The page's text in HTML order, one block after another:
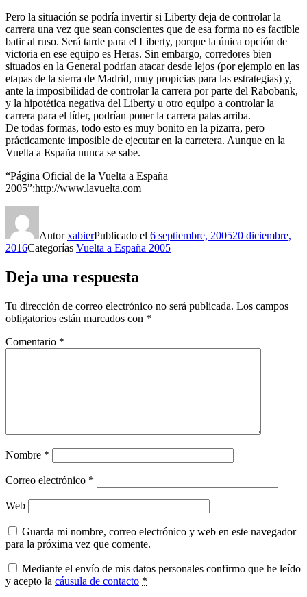
Pero la situación se podría invertir si Liberty deja de controlar la
carrera una vez que sean conscientes que de esa forma no es factible
batir al ruso. Será tarde para el Liberty, porque la única opción de
victoria en ese equipo es Heras. Sin embargo, corredores bien
situados en la General podrían atacar desde lejos (por ejemplo en las
etapas de la sierra de Madrid, muy propicias para las estrategias) y,
ante la imposibilidad de controlar la carrera por parte del Rabobank,
y la hipotética negativa del Liberty u otro equipo a controlar la
carrera para el líder, podrían poner la carrera patas arriba.
De todas formas, todo esto es muy bonito en la pizarra, pero
prácticamente imposible de ejecutar en la carretera. Aunque en la
Vuelta a España nunca se sabe.
“Página Oficial de la Vuelta a España
2005”:http://www.lavuelta.com
AutorxabierPublicado el 6 septiembre, 200520 diciembre,
2016Categorías Vuelta a España 2005
Deja una respuesta
Tu dirección de correo electrónico no será publicada. Los campos
obligatorios están marcados con *
Comentario *
Nombre *
Correo electrónico *
Web
Guarda mi nombre, correo electrónico y web en este navegador
para la próxima vez que comente.
Mediante el envío de mis datos personales confirmo que he leído
y acepto la cáusula de contacto *